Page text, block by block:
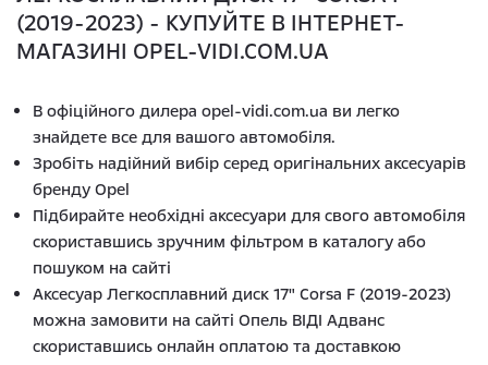
(2019-2023) - КУПУЙТЕ В ІНТЕРНЕТ-
МАГАЗИНІ OPEL-VIDI.COM.UA
В офіційного дилера opel-vidi.com.ua ви легко
знайдете все для вашого автомобіля.
Зробіть надійний вибір серед оригінальних аксесуарів
бренду Opel
Підбирайте необхідні аксесуари для свого автомобіля
скориставшись зручним фільтром в каталогу або
пошуком на сайті
Аксесуар Легкосплавний диск 17" Corsa F (2019-2023)
можна замовити на сайті Опель ВІДІ Адванс
скориставшись онлайн оплатою та доставкою